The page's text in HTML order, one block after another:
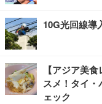
10G光回線導
【アジア美
スメ！タイ
ェック